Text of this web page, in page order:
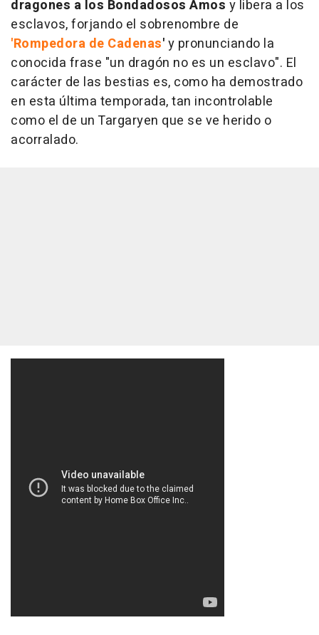
dragones a los Bondadosos Amos y libera a los
esclavos, forjando el sobrenombre de
'Rompedora de Cadenas'y pronunciando la
conocida frase "un dragón no es un esclavo". El
carácter de las bestias es, como ha demostrado
en esta última temporada, tan incontrolable
como el de un Targaryen que se ve herido o
acorralado.